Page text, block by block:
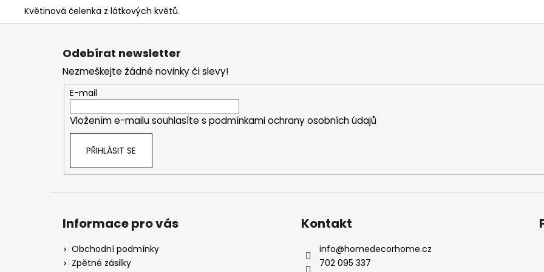
Květinová čelenka z látkových květů.
Z
Odebírat newsletter
Nezmeškejte žádné novinky či slevy!
E-mail
Vložením e-mailu souhlasíte s podmínkami ochrany osobních údajů
PŘIHLÁSIT SE
Informace pro vás
Obchodní podmínky
Zpětné zásilky
Kontakt
info@homedecorhome.cz
702 095 337